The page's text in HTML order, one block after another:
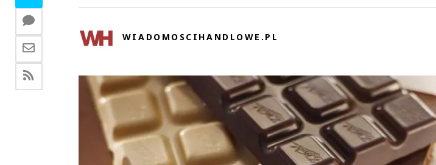
WIADOMOSCIHANDLOWE.PL